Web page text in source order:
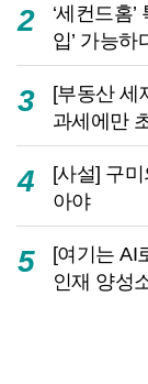
2
‘세컨드홈
입’ 가능하
3
[부동산 세
과세에만
4
[사설] 구
아야
5
[여기는 AI
인재 양성